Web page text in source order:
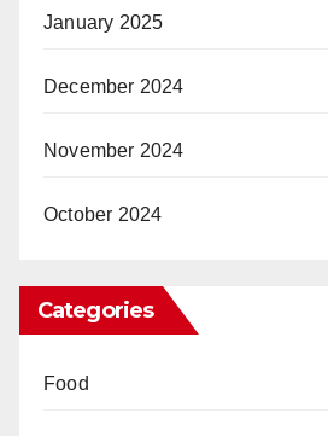
January 2025
December 2024
November 2024
October 2024
Categories
Food